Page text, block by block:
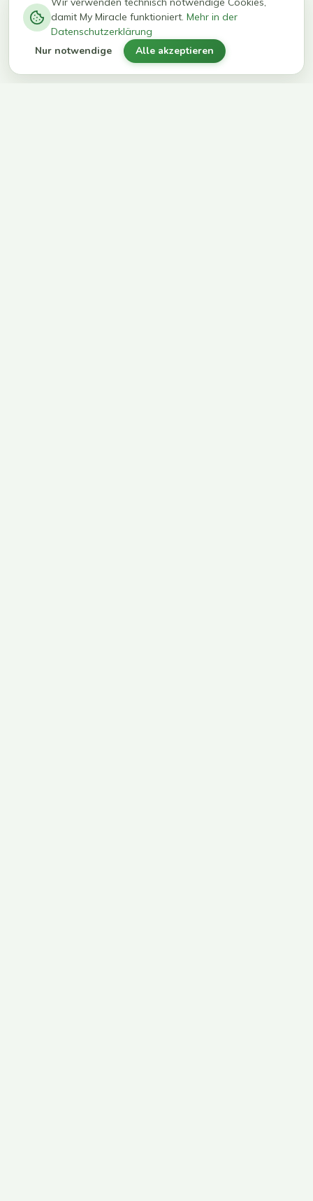
kg in 12
Wochen
erreichen
ihr Ziel
damit My Miracle funktioniert. Mehr in der
Datenschutzerklärung
Nur notwendige Alle akzeptieren